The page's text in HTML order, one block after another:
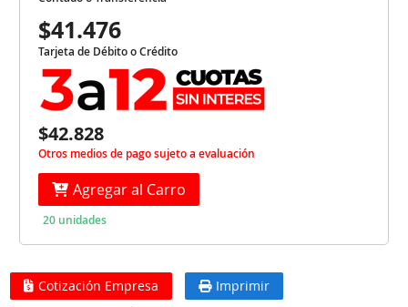
$41.476
Tarjeta de Débito o Crédito
$42.828
Otros medios de pago sujeto a evaluación
Agregar al Carro
20 unidades
Cotización Empresa Imprimir